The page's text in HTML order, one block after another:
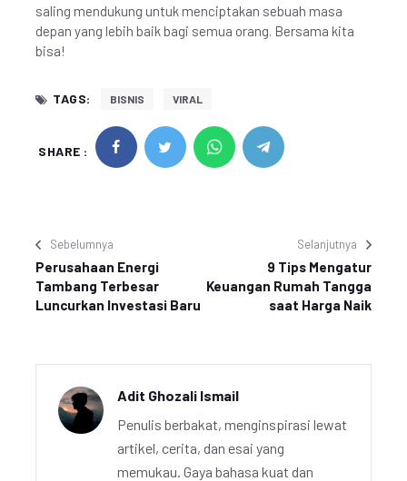
saling mendukung untuk menciptakan sebuah masa
depan yang lebih baik bagi semua orang. Bersama kita
bisa!
TAGS: BISNIS VIRAL
SHARE :
Sebelumnya
Perusahaan Energi
Tambang Terbesar
Luncurkan Investasi Baru
Selanjutnya
9 Tips Mengatur
Keuangan Rumah Tangga
saat Harga Naik
Adit Ghozali Ismail
Penulis berbakat, menginspirasi lewat
artikel, cerita, dan esai yang
memukau. Gaya bahasa kuat dan